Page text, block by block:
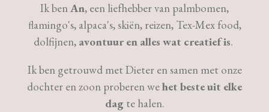
Ik benAn, een liefhebber van palmbomen,
flamingo's, alpaca's, skiën, reizen, Tex-Mex food,
dolfijnen, avontuur en alles wat creatief is.
Ik ben getrouwd met Dieter en samen met onze
dochter en zoon proberen wehet beste uit elke
dag te halen.